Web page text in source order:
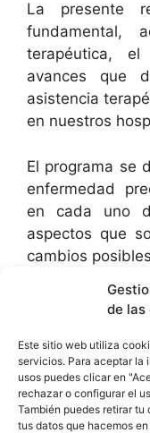
de las
Este sitio web utiliza
servicios. Para aceptar la
usos puedes clicar en
rechazar o configurar el
También puedes retirar
tus datos que hacemos
La presente
fundamental,
terapéutica,
avances que
asistencia
en nuestros
El programa se
enfermedad
en cada uno
aspectos que
cambios